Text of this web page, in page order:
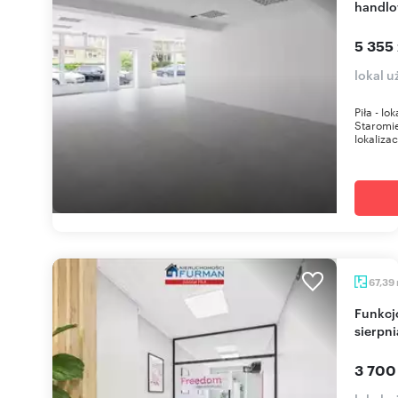
5 355
lokal
Piła -
67,39
Funkcjonalny lokal z parkingiem w Piła od 1
3 700